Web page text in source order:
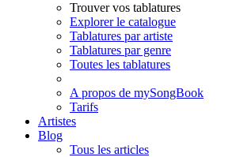
Trouver vos tablatures
Explorer le catalogue
Tablatures par artiste
Tablatures par genre
Toutes les tablatures
A propos de mySongBook
Tarifs
Artistes
Blog
Tous les articles